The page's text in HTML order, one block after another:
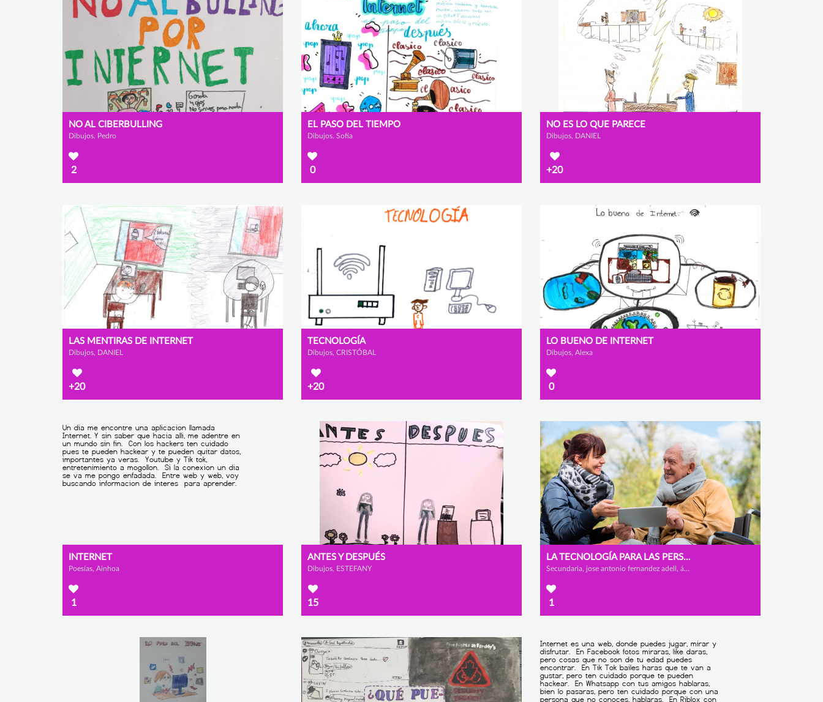
NO AL CIBERBULLING
Dibujos, Pedro
2
EL PASO DEL TIEMPO
Dibujos, Sofía
0
NO ES LO QUE PARECE
Dibujos, DANIEL
+20
LAS MENTIRAS DE INTERNET
Dibujos, DANIEL
+20
TECNOLOGÍA
Dibujos, CRISTÓBAL
+20
LO BUENO DE INTERNET
Dibujos, Alexa
0
INTERNET
Poesías, Ainhoa
1
ANTES Y DESPUÉS
Dibujos, ESTEFANY
15
LA TECNOLOGÍA PARA LAS PERSONAS MAYORES
Secundaria, jose antonio fernandez adell, ángel gonzález rojas y alexander castillo
1